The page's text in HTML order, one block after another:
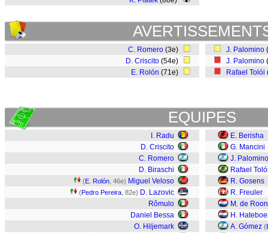
C. Romero (3e)
D. Criscito (54e)
E. Rolón (71e)
J. Palomino
J. Palomino
Rafael Tolói
EQUIPES
I. Radu
D. Criscito
C. Romero
D. Biraschi
(E. Rolón , 46e) Miguel Veloso
(Pedro Pereira , 82e) D. Lazovic
Rômulo
Daniel Bessa
O. Hiljemark
E. Berisha
G. Mancini
J. Palomino
Rafael
R. Gosens
R. Freuler
M. de Roon
H.
A. Gómez (